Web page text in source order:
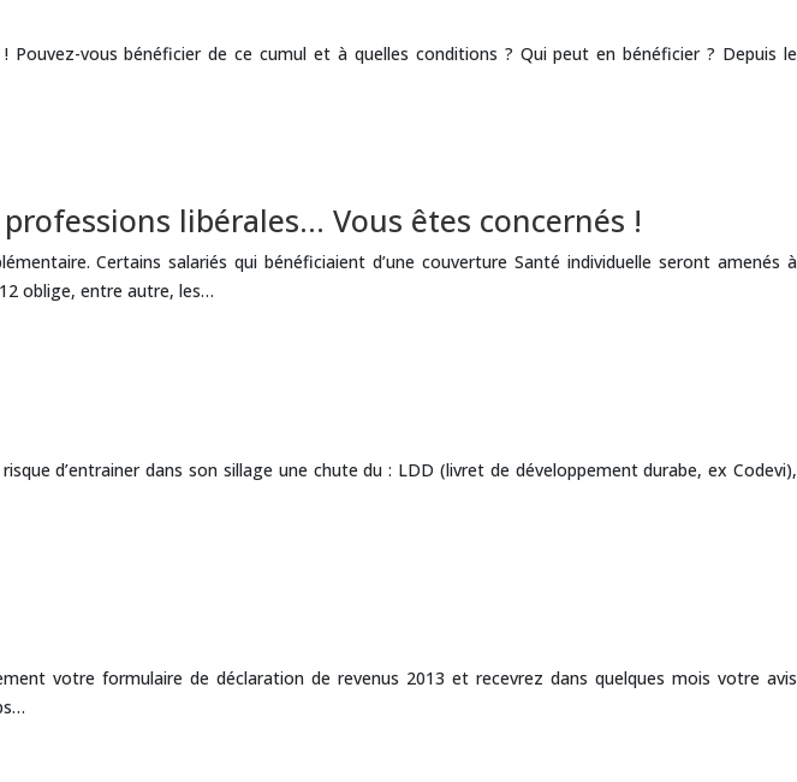
vous bénéficier de ce cumul et à quelles conditions ? Qui peut en bénéficier ? ​Depuis le
libérales… Vous êtes concernés !
Certains salariés qui bénéficiaient d’une couverture Santé individuelle seront amenés à
oblige, entre autre, les…
d’entrainer dans son sillage une chute du : LDD (livret de développement durabe, ex Codevi),
votre formulaire de déclaration de revenus 2013 et recevrez dans quelques mois votre avis